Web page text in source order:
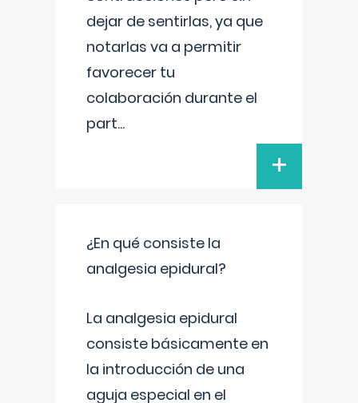
dejar de sentirlas, ya que
notarlas va a permitir
favorecer tu
colaboración durante el
part...
+
¿En qué consiste la
analgesia epidural?
La analgesia epidural
consiste básicamente en
la introducción de una
aguja especial en el